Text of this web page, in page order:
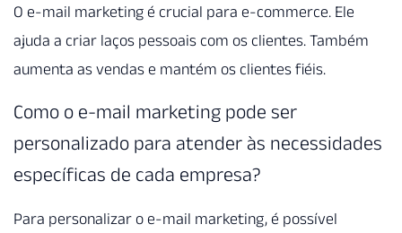
O e-mail marketing é crucial para e-commerce. Ele
ajuda a criar laços pessoais com os clientes. Também
aumenta as vendas e mantém os clientes fiéis.
Como o e-mail marketing pode ser
personalizado para atender às necessidades
específicas de cada empresa?
Para personalizar o e-mail marketing, é possível